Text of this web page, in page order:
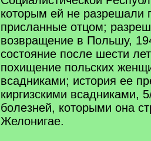
которым ей не разрешали
присланные отцом;
возвращение в Польшу,
состояние после шести
похищение польских
всадниками; история ее
киргизскими всадниками,
болезней, которыми она
Желонигае.